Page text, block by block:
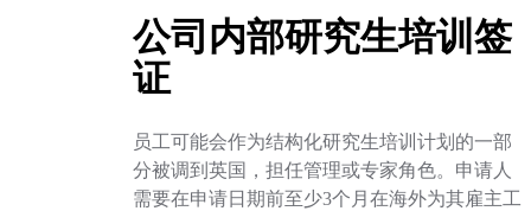
公司内部研究生培训签
证
员工可能会作为结构化研究生培训计划的一部
分被调到英国，担任管理或专家角色。申请人
需要在申请日期前至少3个月在海外为其雇主工